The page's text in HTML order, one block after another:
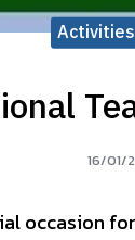
16/01/
occasion